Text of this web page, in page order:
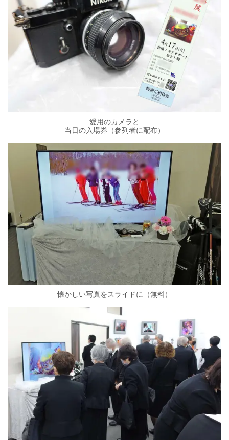
愛用のカメラと
当日の入場券（参列者に配布）
懐かしい写真をスライドに（無料）